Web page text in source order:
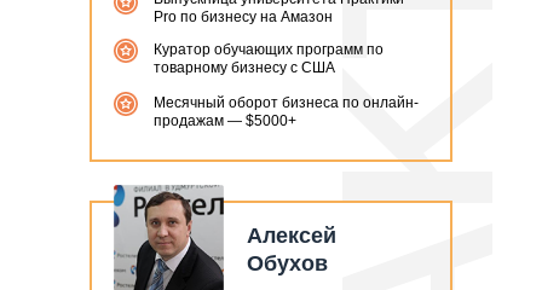
Pro по бизнесу на Амазон
Куратор обучающих программ по
товарному бизнесу с США
Месячный оборот бизнеса по онлайн-
продажам — $5000+
Алексей
Обухов